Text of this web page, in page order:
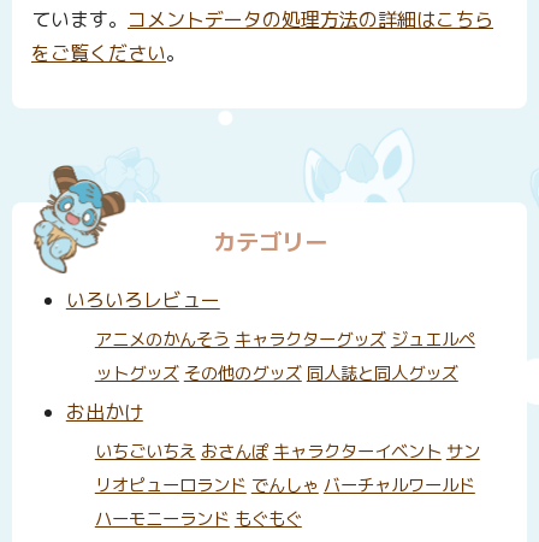
ています。 コメントデータの処理方法の詳細はこちら
をご覧ください。
カテゴリー
いろいろレビュー
アニメのかんそう キャラクターグッズ ジュエルペ
ットグッズ その他のグッズ 同人誌と同人グッズ
お出かけ
いちごいちえ おさんぽ キャラクターイベント サン
リオピューロランド でんしゃ バーチャルワールド
ハーモニーランド もぐもぐ